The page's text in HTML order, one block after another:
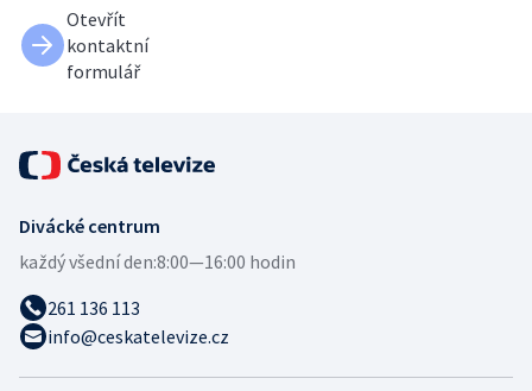
Otevřít
kontaktní
formulář
Divácké centrum
každý všední den:8:00—16:00 hodin
261 136 113
info@ceskatelevize.cz